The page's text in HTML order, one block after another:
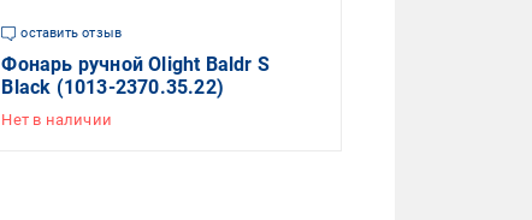
оставить отзыв
Фонарь ручной Olight Baldr S
Black (1013-2370.35.22)
Нет в наличии